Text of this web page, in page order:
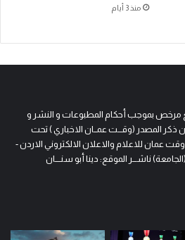
منذ 3 أيام
مرخص بموجب أحكام المطبوعات و النشر و
ذكر المصدر (وقـــت عمــان الاخباري ) تحت
عمان للاعلام والاعلان الالكتروني الاردن -
ناشـــر الموقع: دينا أبو سنــــان